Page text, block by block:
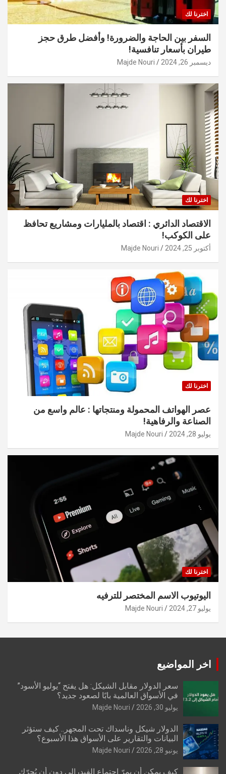
اخترنا لك
السفر بين الحاجة والضرورة! وأفضل طرق حجز
طيران بأسعار تنافسية!
ديسمبر 26, 2024 Majde Nouri
اخترنا لك
الاقتصاد الدائري : اقتصاد بالمليارات ومشاريع تحافظ
على الكوكب!
أكتوبر 25, 2024 Majde Nouri
اخترنا لك
عصر الهواتف المحمولة ومنتجاتها : عالم واسع من
الصناعة والرفاهية!
يوليو 28, 2024 Majde Nouri
اخترنا لك
اليوتيوب الاسم المختصر للترفيه
يوليو 27, 2024 Majde Nouri
اخر المواضيع
سعر الدولار مقابل الشيكل: هل يفتح “يوليو الأسود”
في الأسواق العالمية بابًا لصعود جديد؟
يوليو 30, 2026 Majde Nouri
الدولار شيكل وناسداك تحت المجهر.. كيف ستؤثر
البيانات والتقارير على الأسواق هذا الأسبوع؟
يونيو 28, 2026 Majde Nouri
كيف يمكن أن يمرّ اجتماع الفيدرالي دون أن يُحرّك